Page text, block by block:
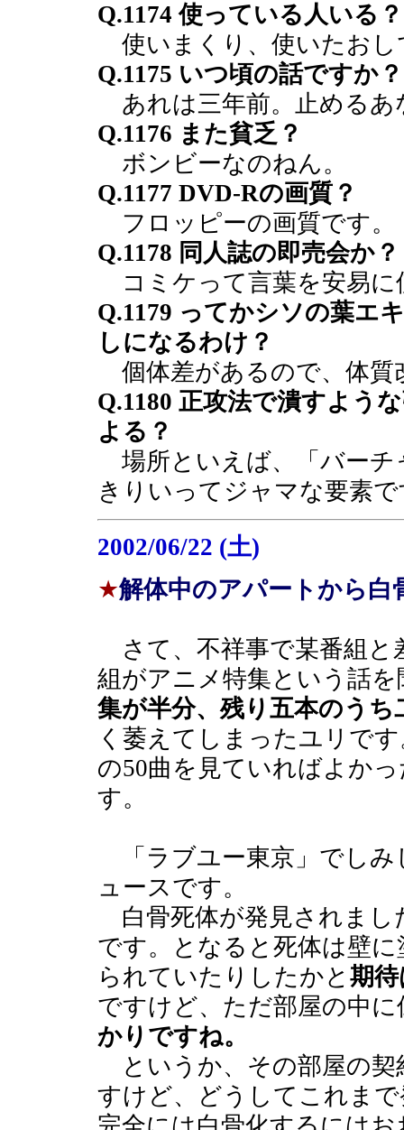
Q.1174 使っている人いる？
使いまくり、使いたおし
Q.1175 いつ頃の話ですか？
あれは三年前。止めるあ
Q.1176 また貧乏？
ボンビーなのねん。
Q.1177 DVD-Rの画質？
フロッピーの画質です。
Q.1178 同人誌の即売会か？
コミケって言葉を安易に
Q.1179 ってかシソの葉エ
しになるわけ？
個体差があるので、体質
Q.1180 正攻法で潰すよう
よる？
場所といえば、「バーチ
きりいってジャマな要素で
2002/06/22 (土)
★解体中のアパートから
さて、不祥事で某番組と
組がアニメ特集という話
集が半分、残り五本のう
く萎えてしまったユリで
の50曲を見ていればよか
す。
「ラブユー東京」でしみ
ュースです。
白骨死体が発見されまし
です。となると死体は壁
られていたりしたかと 期
ですけど、ただ部屋の中
かりですね。
というか、その部屋の契
すけど、どうしてこれま